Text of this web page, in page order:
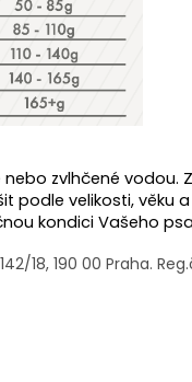
zvlhčené vodou.
podle velikosti, věku
kondici Vašeho
18, 190 00 Praha.